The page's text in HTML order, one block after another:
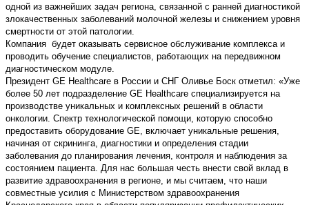
одной из важнейших задач региона, связанной с ранней диагностикой
злокачественных заболеваний молочной железы и снижением уровня
смертности от этой патологии.
Компания будет оказывать сервисное обслуживание комплекса и
проводить обучение специалистов, работающих на передвижном
диагностическом модуле.
Президент GE Healthcare в России и СНГ Оливье Боск отметил: «Уже
более 50 лет подразделение GE Healthcare специализируется на
производстве уникальных и комплексных решений в области
онкологии. Спектр технологической помощи, которую способно
предоставить оборудование GE, включает уникальные решения,
начиная от скрининга, диагностики и определения стадии
заболевания до планирования лечения, контроля и наблюдения за
состоянием пациента. Для нас большая честь внести свой вклад в
развитие здравоохранения в регионе, и мы считаем, что наши
совместные усилия с Министерством здравоохранения